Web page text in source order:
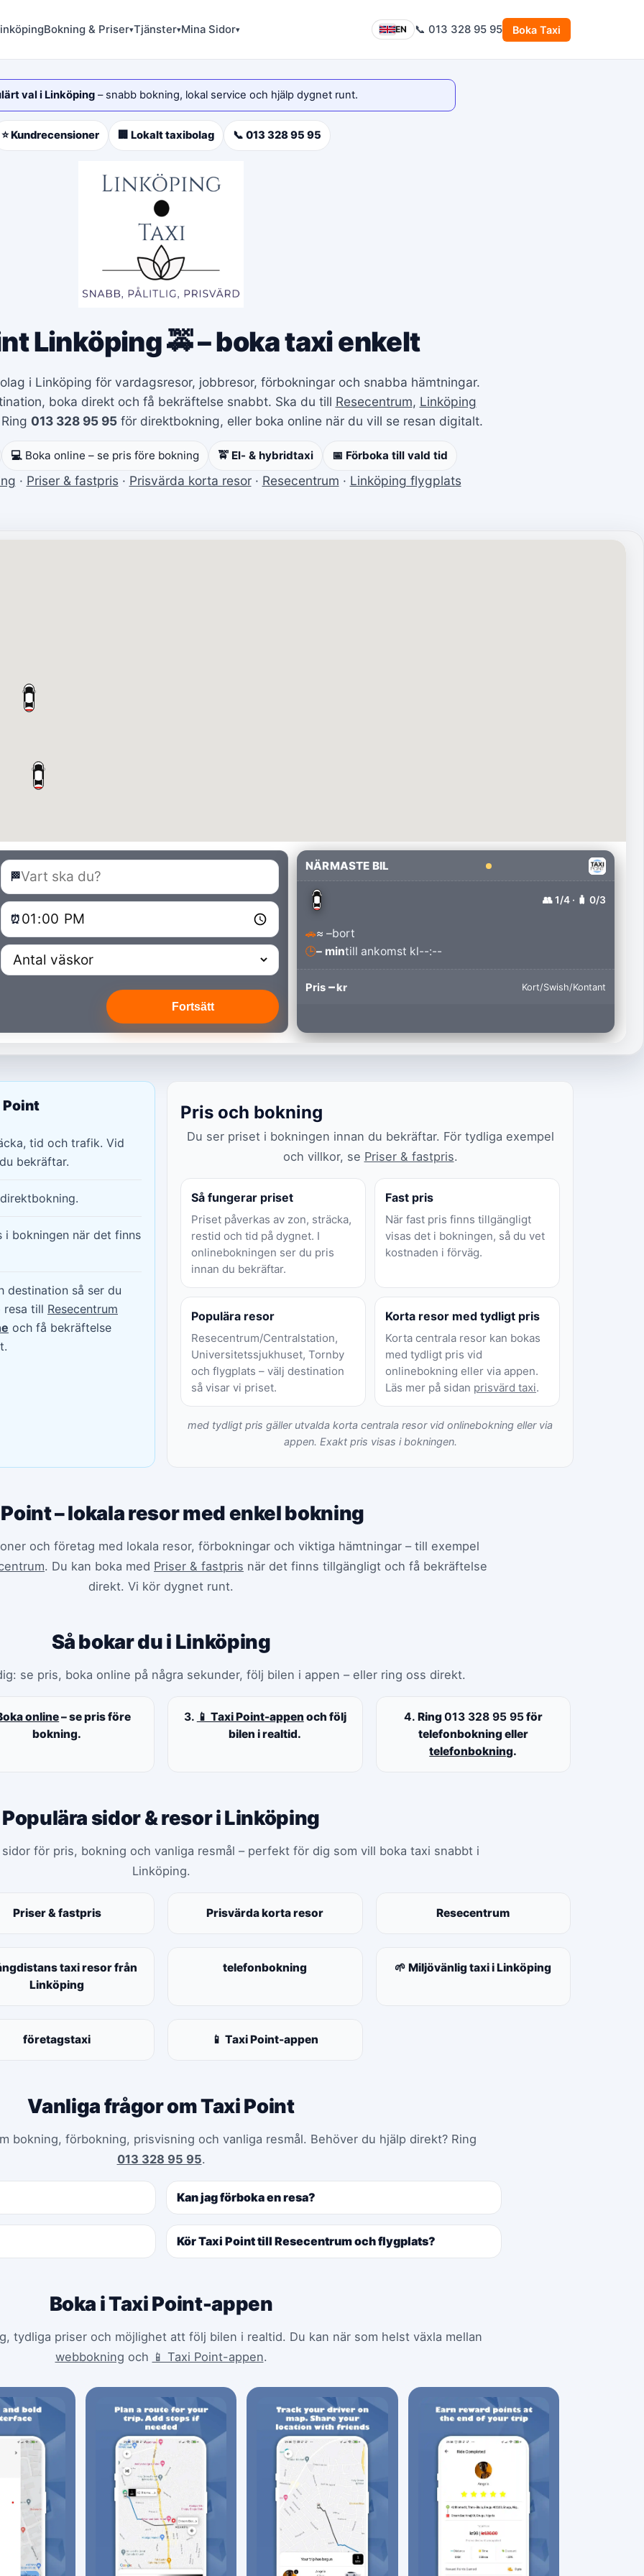
Bokning & Priser▾Tjänster▾Mina Sidor▾ EN 📞 013 328 95 95 Boka Taxi
val i Linköping– snabb bokning, lokal service och hjälp dygnet runt.
⭐ Kundrecensioner 🏢 Lokalt taxibolag 📞 013 328 95 95
Linköping 🚕 – boka taxi enkelt
i Linköping för vardagsresor, jobbresor, förbokningar och snabba hämtningar.
boka direkt och få bekräftelse snabbt. Ska du till Resecentrum, Linköping
013 328 95 95 för direktbokning, eller boka online när du vill se resan digitalt.
💻 Boka online – se pris före bokning 🚖 El- & hybridtaxi 📅 Förboka till vald tid
· Priser & fastpris · Prisvärda korta resor· Resecentrum · Linköping flygplats
🏁
⏰
Fortsätt
NÄRMASTE BIL
👥1/4 · 🧳 0/3
🚗≈ –bort
🕒– mintill ankomst kl--:--
Pris –kr Kort/Swish/Kontant
Point
tid och trafik. Vid
bekräftar.
bokningen när det finns
destination så ser du
resa till Resecentrum
och få bekräftelse
Pris och bokning
Du ser priset i bokningen innan du bekräftar. För tydliga exempel
och villkor, se Priser & fastpris.
Så fungerar priset
Priset påverkas av zon, sträcka,
restid och tid på dygnet. I
onlinebokningen ser du pris
innan du bekräftar.
Fast pris
När fast pris finns tillgängligt
visas det i bokningen, så du vet
kostnaden i förväg.
Populära resor
Resecentrum/Centralstation,
Universitetssjukhuset, Tornby
och flygplats – välj destination
så visar vi priset.
Korta resor med tydligt pris
Korta centrala resor kan bokas
med tydligt pris vid
onlinebokning eller via appen.
Läs mer på sidan prisvärd taxi.
med tydligt pris gäller utvalda korta centrala resor vid onlinebokning eller via
appen. Exakt pris visas i bokningen.
– lokala resor med enkel bokning
och företag med lokala resor, förbokningar och viktiga hämtningar – till exempel
. Du kan boka med Priser & fastpris när det finns tillgängligt och få bekräftelse
direkt. Vi kör dygnet runt.
Så bokar du i Linköping
se pris, boka online på några sekunder, följ bilen i appen – eller ring oss direkt.
online– se pris före
bokning.
3. 📱 Taxi Point-appen och följ
bilen i realtid.
4. Ring 013 328 95 95för
telefonbokning eller
telefonbokning.
Populära sidor & resor i Linköping
för pris, bokning och vanliga resmål – perfekt för dig som vill boka taxi snabbt i
Linköping.
Priser & fastpris Prisvärda korta resor Resecentrum
taxi resor från
Linköping
telefonbokning 🌱 Miljövänlig taxi i Linköping
företagstaxi 📱 Taxi Point-appen
Vanliga frågor om Taxi Point
bokning, förbokning, prisvisning och vanliga resmål. Behöver du hjälp direkt? Ring
013 328 95 95.
Kan jag förboka en resa?
Kör Taxi Point till Resecentrum och flygplats?
Boka i Taxi Point-appen
tydliga priser och möjlighet att följ bilen i realtid. Du kan när som helst växla mellan
webbokning och 📱 Taxi Point-appen.